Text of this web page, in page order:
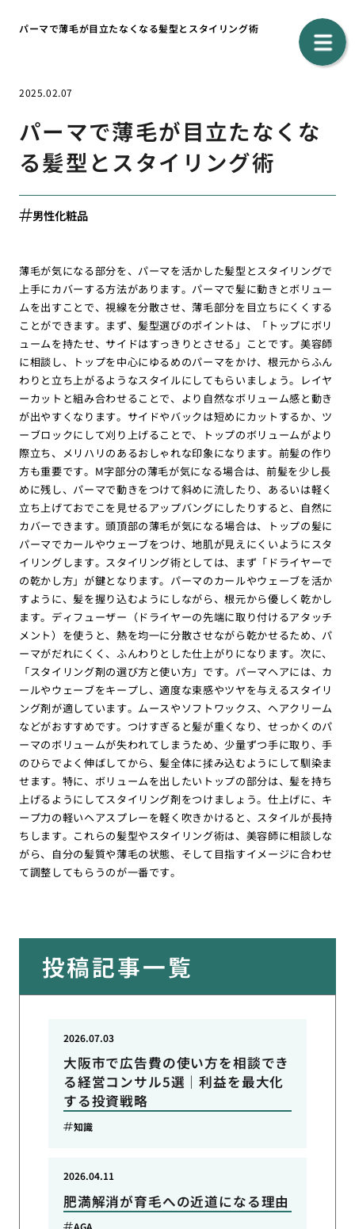
パーマで薄毛が目立たなくなる髪型とスタイリング術
2025.02.07
パーマで薄毛が目立たなくな
る髪型とスタイリング術
男性化粧品
薄毛が気になる部分を、パーマを活かした髪型とスタイリングで
上手にカバーする方法があります。パーマで髪に動きとボリュー
ムを出すことで、視線を分散させ、薄毛部分を目立ちにくくする
ことができます。まず、髪型選びのポイントは、「トップにボリ
ュームを持たせ、サイドはすっきりとさせる」ことです。美容師
に相談し、トップを中心にゆるめのパーマをかけ、根元からふん
わりと立ち上がるようなスタイルにしてもらいましょう。レイヤ
ーカットと組み合わせることで、より自然なボリューム感と動き
が出やすくなります。サイドやバックは短めにカットするか、ツ
ーブロックにして刈り上げることで、トップのボリュームがより
際立ち、メリハリのあるおしゃれな印象になります。前髪の作り
方も重要です。M字部分の薄毛が気になる場合は、前髪を少し長
めに残し、パーマで動きをつけて斜めに流したり、あるいは軽く
立ち上げておでこを見せるアップバングにしたりすると、自然に
カバーできます。頭頂部の薄毛が気になる場合は、トップの髪に
パーマでカールやウェーブをつけ、地肌が見えにくいようにスタ
イリングします。スタイリング術としては、まず「ドライヤーで
の乾かし方」が鍵となります。パーマのカールやウェーブを活か
すように、髪を握り込むようにしながら、根元から優しく乾かし
ます。ディフューザー（ドライヤーの先端に取り付けるアタッチ
メント）を使うと、熱を均一に分散させながら乾かせるため、パ
ーマがだれにくく、ふんわりとした仕上がりになります。次に、
「スタイリング剤の選び方と使い方」です。パーマヘアには、カ
ールやウェーブをキープし、適度な束感やツヤを与えるスタイリ
ング剤が適しています。ムースやソフトワックス、ヘアクリーム
などがおすすめです。つけすぎると髪が重くなり、せっかくのパ
ーマのボリュームが失われてしまうため、少量ずつ手に取り、手
のひらでよく伸ばしてから、髪全体に揉み込むようにして馴染ま
せます。特に、ボリュームを出したいトップの部分は、髪を持ち
上げるようにしてスタイリング剤をつけましょう。仕上げに、キ
ープ力の軽いヘアスプレーを軽く吹きかけると、スタイルが長持
ちします。これらの髪型やスタイリング術は、美容師に相談しな
がら、自分の髪質や薄毛の状態、そして目指すイメージに合わせ
て調整してもらうのが一番です。
投稿記事一覧
大阪市で広告費の使い方を相談でき
る経営コンサル5選｜利益を最大化
する投資戦略
2026.07.03
知識
肥満解消が育毛への近道になる理由
2026.04.11